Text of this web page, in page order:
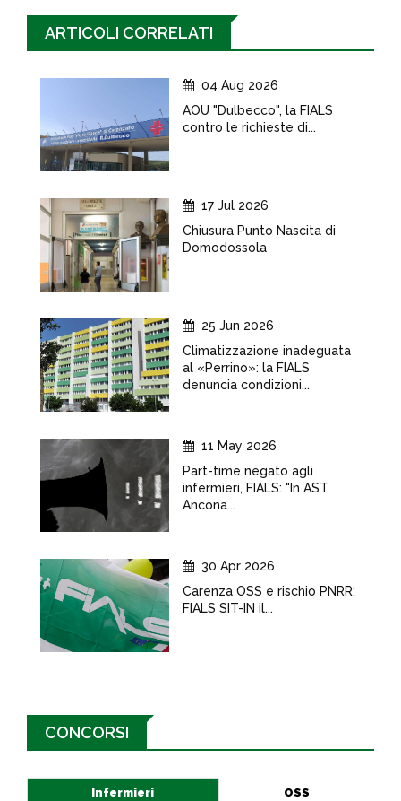
ARTICOLI CORRELATI
04 Aug 2026
AOU "Dulbecco", la FIALS
contro le richieste di...
17 Jul 2026
Chiusura Punto Nascita di
Domodossola
25 Jun 2026
Climatizzazione inadeguata
al «Perrino»: la FIALS
denuncia condizioni...
11 May 2026
Part-time negato agli
infermieri, FIALS: "In AST
Ancona...
30 Apr 2026
Carenza OSS e rischio PNRR:
FIALS SIT-IN il...
CONCORSI
Infermieri OSS